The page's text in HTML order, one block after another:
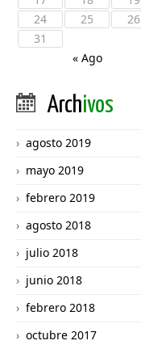
« Ago
24
25 26
31
Archivos
agosto 2019
mayo 2019
febrero 2019
agosto 2018
julio 2018
junio 2018
febrero 2018
octubre 2017